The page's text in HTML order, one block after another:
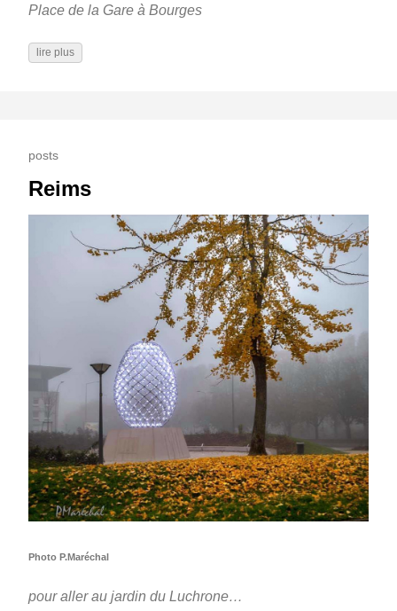
Place de la Gare à Bourges
lire plus
posts
Reims
Photo P.Maréchal
pour aller au jardin du Luchrone…